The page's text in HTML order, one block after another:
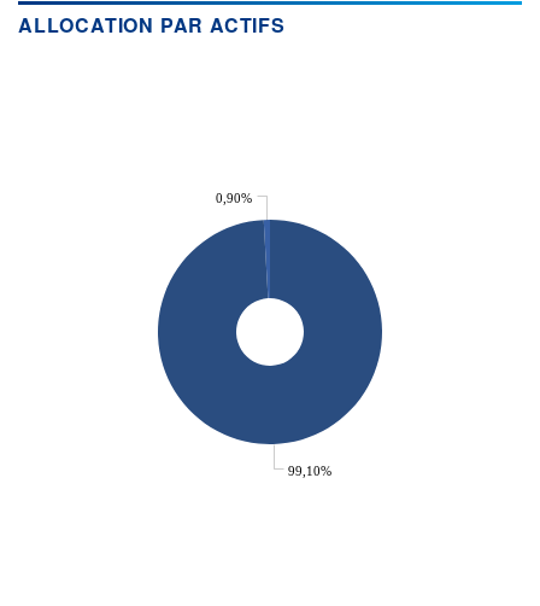
ALLOCATION PAR ACTIFS
99,10%
0,90%